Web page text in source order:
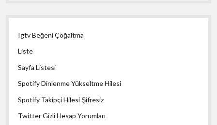
Igtv Beğeni Çoğaltma
Liste
Sayfa Listesi
Spotify Dinlenme Yükseltme Hilesi
Spotify Takipçi Hilesi Şifresiz
Twitter Gizli Hesap Yorumları